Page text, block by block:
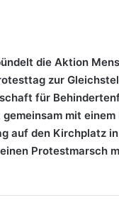
die Aktion
zur
für
mit
auf den Kirchplatz in
Protestmarsch